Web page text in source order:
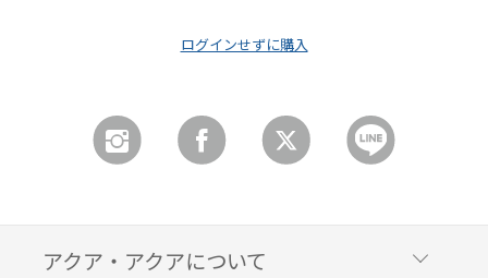
ログインせずに購入
アクア・アクアについて